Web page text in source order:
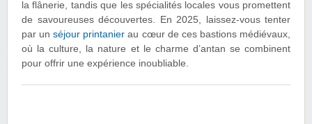
la flânerie, tandis que les spécialités locales vous promettent
de savoureuses découvertes. En 2025, laissez-vous tenter
par unséjour printanier au cœur de ces bastions médiévaux,
où la culture, la nature et le charme d’antan se combinent
pour offrir une expérience inoubliable.